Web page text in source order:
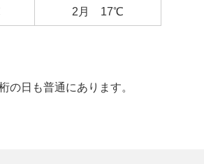
2月 17℃
の日も普通にあります。